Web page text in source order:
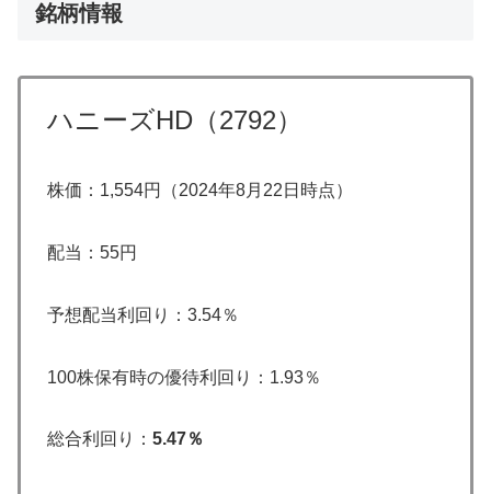
銘柄情報
ハニーズHD（2792）
株価：1,554円（2024年8月22日時点）
配当：55円
予想配当利回り：3.54％
100株保有時の優待利回り：1.93％
総合利回り： 5.47％